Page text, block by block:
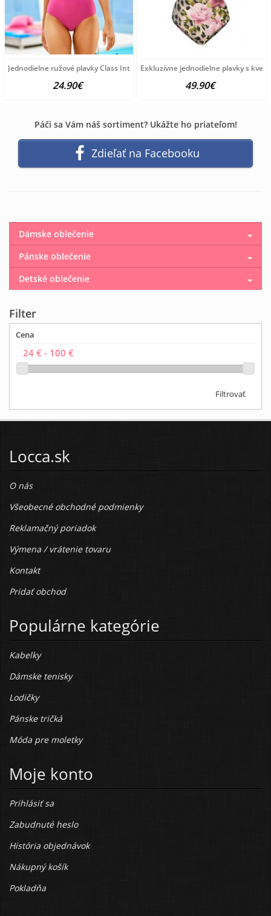
Jednodielne ružové plavky Class International
24.90€
Exkluzívne jednodielne plavky s
49.90€
Páči sa Vám náš sortiment? Ukážte ho priateľom!
Zdieľať na Facebooku
Dámske oblečenie
Pánske oblečenie
Detské oblečenie
Filter
Cena
Filtrovať
Locca.sk
O nás
Všeobecné obchodné podmienky
Reklamačný poriadok
Výmena / vrátenie tovaru
Kontakt
Pridať obchod
Populárne kategórie
Kabelky
Dámske tenisky
Lodičky
Pánske tričká
Móda pre moletky
Moje konto
Prihlásiť sa
Zabudnuté heslo
História objednávok
Nákupný košík
Pokladňa